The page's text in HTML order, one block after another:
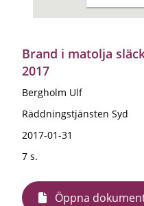
Brand i matolja
2017
Bergholm Ulf
Räddningstjänsten Syd
2017-01-31
7 s.
Öppna